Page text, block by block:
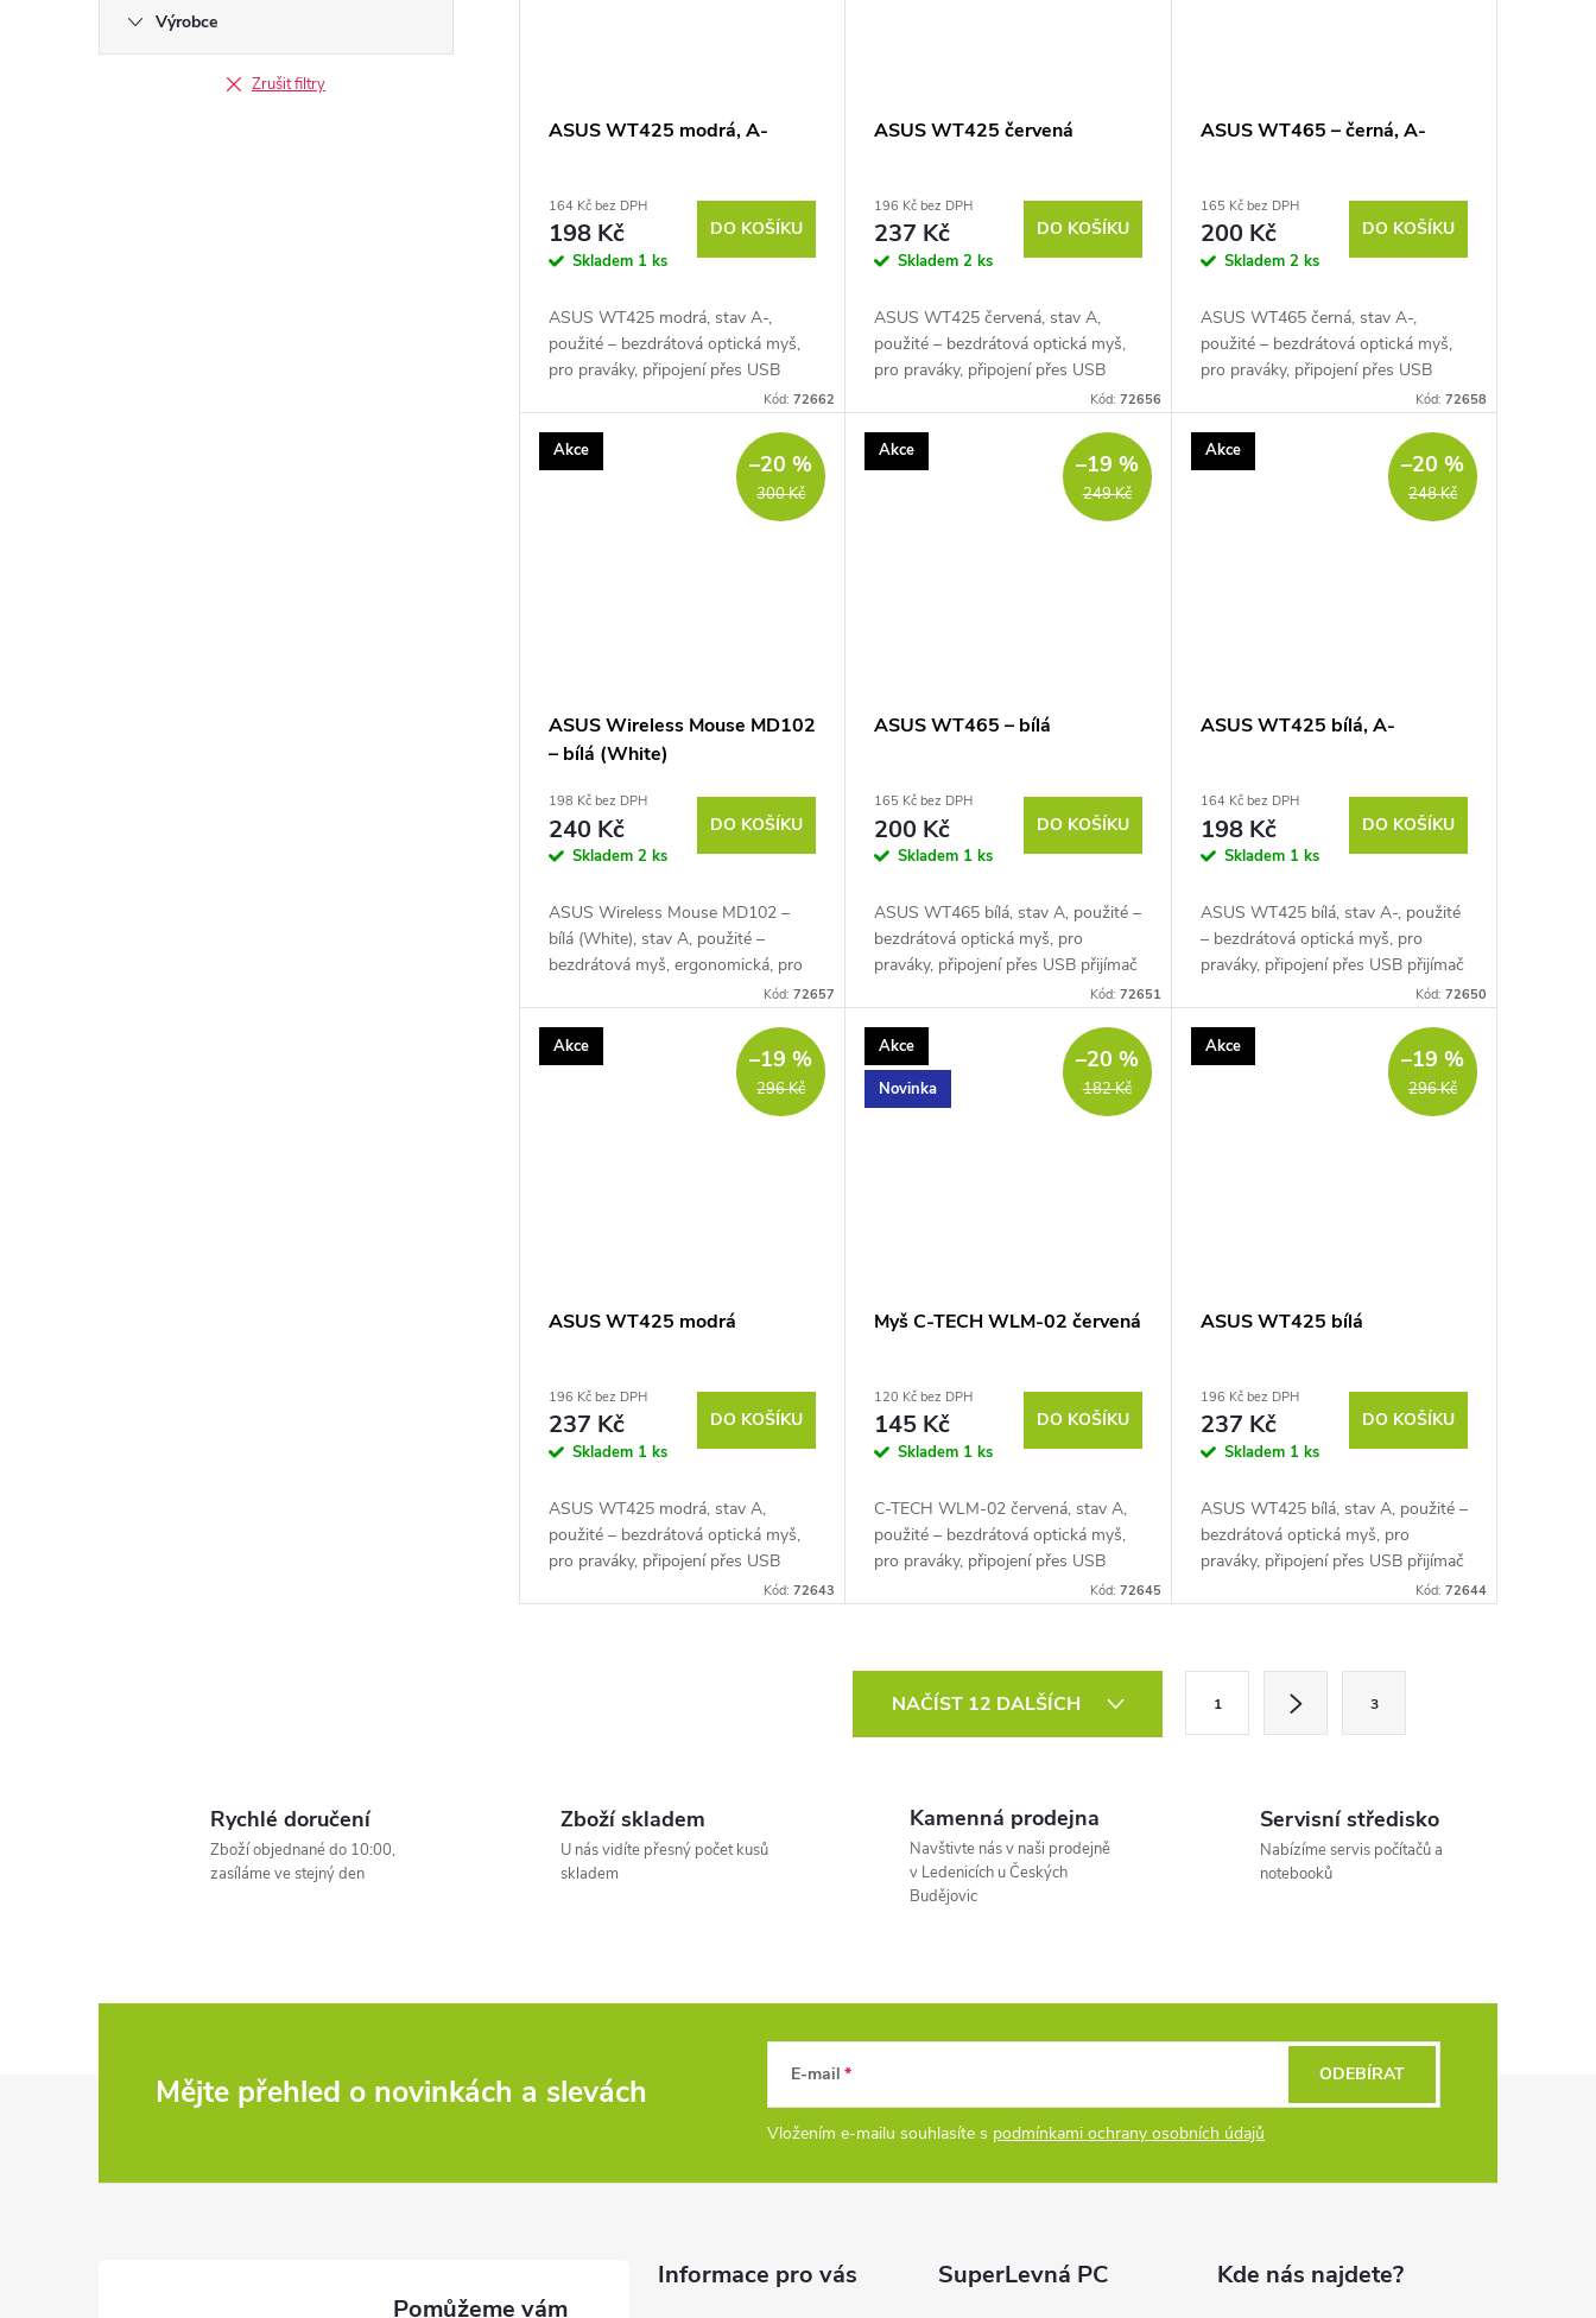
Výrobce
Zrušit filtry
ASUS WT425 modrá, A-
164 Kč bez DPH
198 Kč
Skladem 1 ks
DO KOŠÍKU
ASUS WT425 modrá, stav A-,
použité – bezdrátová optická myš,
pro praváky, připojení přes USB
přijímač (2,4 GHz), citlivost až 1600
DPI,...
Kód:72662
ASUS WT425 červená
196 Kč bez DPH
237 Kč
Skladem2 ks
DO KOŠÍKU
ASUS WT425 červená, stav A,
použité – bezdrátová optická myš,
pro praváky, připojení přes USB
přijímač (2,4 GHz), citlivost až 1600
DPI,...
Kód: 72656
ASUS WT465 – černá, A-
165 Kč bez DPH
200 Kč
Skladem 2 ks
DO KOŠÍKU
ASUS WT465 černá, stav A-,
použité – bezdrátová optická myš,
pro praváky, připojení přes USB
přijímač (2,4 GHz), citlivost 1000 /
kolečko, USB...
Kód: 72658
Akce
300 Kč
–20 %
ASUS Wireless Mouse MD102
– bílá (White)
198 Kč bez DPH
240 Kč
Skladem 2 ks
DO KOŠÍKU
ASUS Wireless Mouse MD102 –
bílá (White), stav A, použité –
bezdrátová myš, ergonomická, pro
praváky, optická, připojení přes 2,4
citlivost 800 /...
Kód:72657
Akce
249 Kč
–19 %
ASUS WT465 – bílá
165 Kč bez DPH
200 Kč
Skladem 1 ks
DO KOŠÍKU
ASUS WT465 bílá, stav A, použité –
bezdrátová optická myš, pro
praváky, připojení přes USB přijímač
(2,4 GHz), citlivost 1000 / 1600 DPI,
Kód: 72651
Akce
248 Kč
–20 %
ASUS WT425 bílá, A-
164 Kč bez DPH
198 Kč
Skladem 1 ks
DO KOŠÍKU
ASUS WT425 bílá, stav A-, použité
– bezdrátová optická myš, pro
praváky, připojení přes USB přijímač
(2,4 GHz), citlivost až 1600 DPI, 6
Kód: 72650
Akce
296 Kč
–19 %
ASUS WT425 modrá
196 Kč bez DPH
237 Kč
Skladem 1 ks
DO KOŠÍKU
ASUS WT425 modrá, stav A,
použité – bezdrátová optická myš,
pro praváky, připojení přes USB
přijímač (2,4 GHz), citlivost až 1600
Kód:72643
Akce
Novinka
182 Kč
–20 %
Myš C-TECH WLM-02 červená
120 Kč bez DPH
145 Kč
Skladem 1 ks
DO KOŠÍKU
C-TECH WLM-02 červená, stav A,
použité – bezdrátová optická myš,
pro praváky, připojení přes USB
přijímač (2,4 GHz), napájení 2× AAA
Kód: 72645
Akce
296 Kč
–19 %
ASUS WT425 bílá
196 Kč bez DPH
237 Kč
Skladem 1 ks
DO KOŠÍKU
ASUS WT425 bílá, stav A, použité –
bezdrátová optická myš, pro
praváky, připojení přes USB přijímač
(2,4 GHz), citlivost až 1600 DPI, 6
Kód: 72644
p
NAČÍST 12 DALŠÍCH 1 3
Rychlé doručení
Zboží objednané do 10:00,
zasíláme ve stejný den
Zboží skladem
U nás vidíte přesný počet kusů
skladem
Kamenná prodejna
Navštivte nás v naši prodejně
v Ledenicích u Českých
Budějovic
Servisní středisko
Nabízíme servis počítačů a
notebooků
Mějte přehled o novinkách a slevách E-mail
Vložením e-mailu souhlasíte s podmínkami ochrany osobních údajů
ODEBÍRAT
Informace pro vás SuperLevná PC Kde nás najdete?